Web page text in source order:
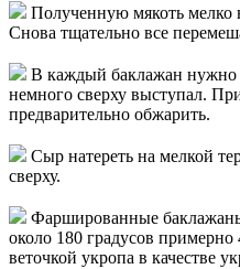
Полученную мякоть мелко
Снова тщательно все
В каждый баклажан нужно
немного сверху выступал.
предварительно обжарить.
Сыр натереть на мелкой
сверху.
Фаршированные
около 180 градусов
веточкой укропа в качестве